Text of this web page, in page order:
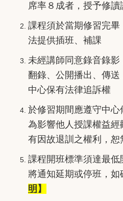
席率８成者，授予修讀
課程須於當期修習完
法提供插班、補課
未經講師同意錄音錄
翻錄、公開播出、傳
中心保有法律追訴權
於修習期間應遵守中
為影響他人授課權益
有因故退訓之權利，恕
課程開班標準須達最
將通知延期或停班，如
明 】